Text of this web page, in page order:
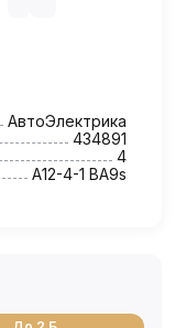
АвтоЭлектрика
434891
4
А12-4-1 BA9s